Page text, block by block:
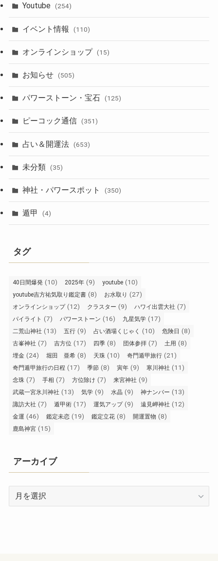
Youtube (254)
イベント情報 (110)
オンラインショップ (15)
お知らせ (505)
パワーストーン・宝石 (125)
ピーコック通信 (351)
占い＆開運法 (653)
未分類 (35)
神社・パワースポット (350)
遁甲 (4)
タグ
40日間爆発 (10) 2025年 (9) youtube (10)
youtube吉方祐気取り鑑定書 (8) お水取り (27)
オンラインショップ(12) クラスター (9) ハワイ出雲大社 (7)
パイライト (7) パワーストーン (16) 九星気学 (17)
二荒山神社 (13) 五行 (9) 占い酒場くじゃく (10) 危険日 (8)
古峯神社 (7) 吉方位 (17) 四季 (8) 団体参拝 (7) 土用 (8)
埋金 (24) 堀田 亜希 (8) 天珠 (10) 奇門遁甲旅行 (21)
奇門遁甲旅行の日程 (17) 季節 (8) 寅年 (9) 寒川神社 (11)
念珠 (7) 手相 (7) 方位除け (7) 来宮神社 (9)
武蔵一宮氷川神社 (13) 気学 (9) 水晶 (9) 神ナンバー (13)
諏訪大社 (7) 遁甲術 (17) 運気アップ(9) 遠見岬神社 (12)
金運 (46) 鑑定未恋 (19) 鑑定立花 (8) 開運置物 (8)
鹿島神宮 (15)
アーカイブ
ー